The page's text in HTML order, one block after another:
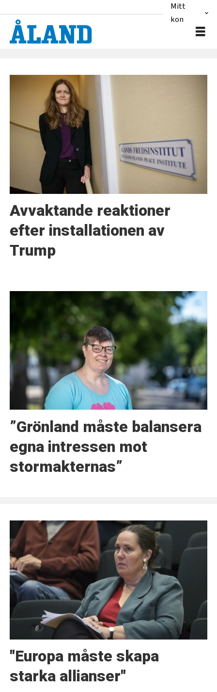
Mitt
konto
Tag:
donald
trump
Avvaktande reaktioner
efter installationen av
Trump
”Grönland måste balansera
egna intressen mot
stormakternas”
"Europa måste skapa
starka allianser"